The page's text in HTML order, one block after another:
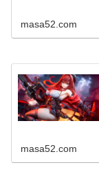
masa52.com
masa52.com